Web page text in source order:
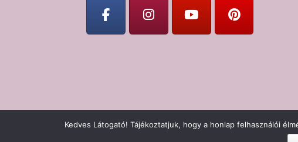
Kedves Látogató! Tájékoztatjuk, hogy a honlap felhasználói